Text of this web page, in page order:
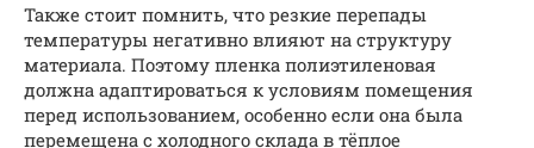
Также стоит помнить, что резкие перепады
температуры негативно влияют на структуру
материала. Поэтому пленка полиэтиленовая
должна адаптироваться к условиям помещения
перед использованием, особенно если она была
перемещена с холодного склада в тёплое